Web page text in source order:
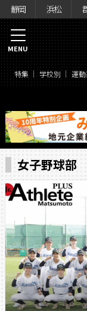
静岡 浜松
特集 学校別 運
MENU
女子野球部